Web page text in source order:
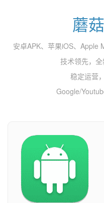
蘑
安卓APK、苹果iOS、Apple
技术领先，
稳定运营
Google/